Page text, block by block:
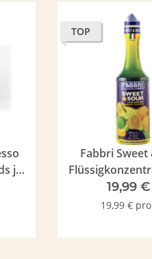
je
TOP
Fabbri Sweet
19,99 €
19,99 €